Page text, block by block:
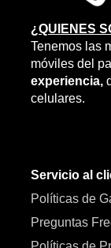
¿QUIENES
Tenemos las
móviles del
experiencia,
celulares.
Servicio al
Políticas de
Preguntas